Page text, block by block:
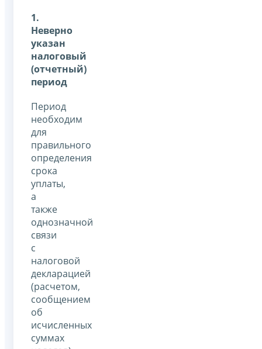
1.
Неверно
указан
налоговый
(отчетный)
период
Период
необходим
для
правильного
определения
срока
уплаты,
а
также
однозначной
связи
с
налоговой
декларацией
(расчетом,
сообщением
об
исчисленных
суммах